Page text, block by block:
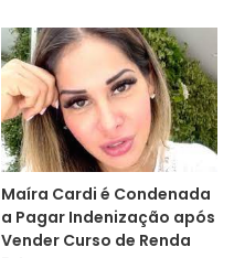
Maíra Cardi é Condenada
a Pagar Indenização após
Vender Curso de Renda